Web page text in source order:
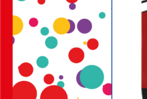
BLOKNOTLAR
MAGNETLER
MAGSAFE
KARTLIK